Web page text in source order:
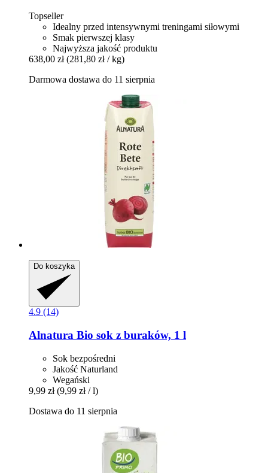
Topseller
Idealny przed intensywnymi treningami siłowymi
Smak pierwszej klasy
Najwyższa jakość produktu
638,00 zł (281,80 zł / kg)
Darmowa dostawa do 11 sierpnia
Do koszyka
4.9 (14)
Alnatura Bio sok z buraków, 1 l
Sok bezpośredni
Jakość Naturland
Wegański
9,99 zł (9,99 zł / l)
Dostawa do 11 sierpnia